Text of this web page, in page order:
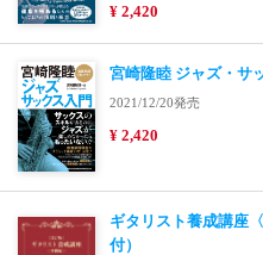
¥ 2,420
宮崎隆睦 ジャズ・サ
2021/12/20発売
¥ 2,420
ギタリスト養成講座
付）